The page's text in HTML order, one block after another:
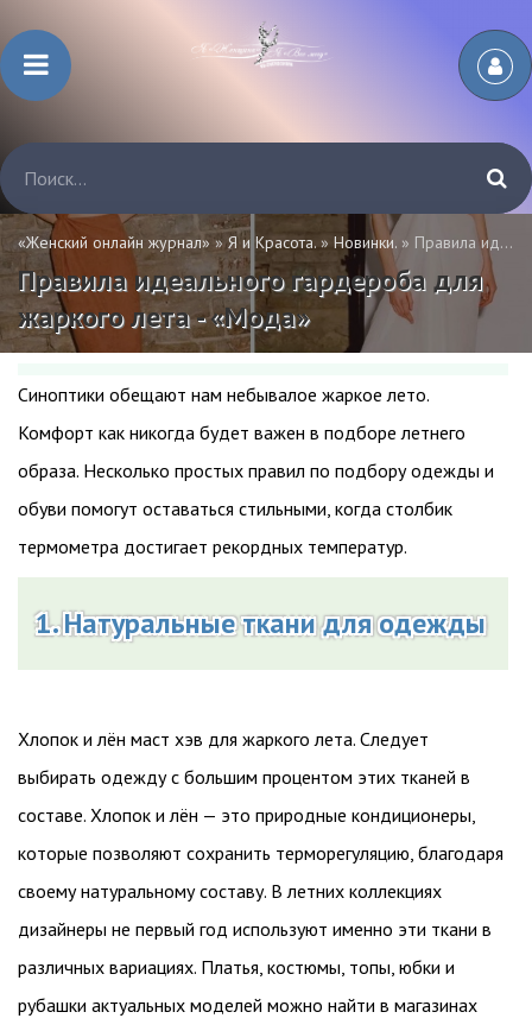
«Женский онлайн журнал» »Я и Красота. » Новинки. » Правила идеального гардероба для жаркого лета - «Мода»
Правила идеального гардероба для
жаркого лета - «Мода»
Синоптики обещают нам небывалое жаркое лето.
Комфорт как никогда будет важен в подборе летнего
образа. Несколько простых правил по подбору одежды и
обуви помогут оставаться стильными, когда столбик
термометра достигает рекордных температур.
1. Натуральные ткани для одежды
Хлопок и лён маст хэв для жаркого лета. Следует
выбирать одежду с большим процентом этих тканей в
составе. Хлопок и лён — это природные кондиционеры,
которые позволяют сохранить терморегуляцию, благодаря
своему натуральному составу. В летних коллекциях
дизайнеры не первый год используют именно эти ткани в
различных вариациях. Платья, костюмы, топы, юбки и
рубашки актуальных моделей можно найти в магазинах